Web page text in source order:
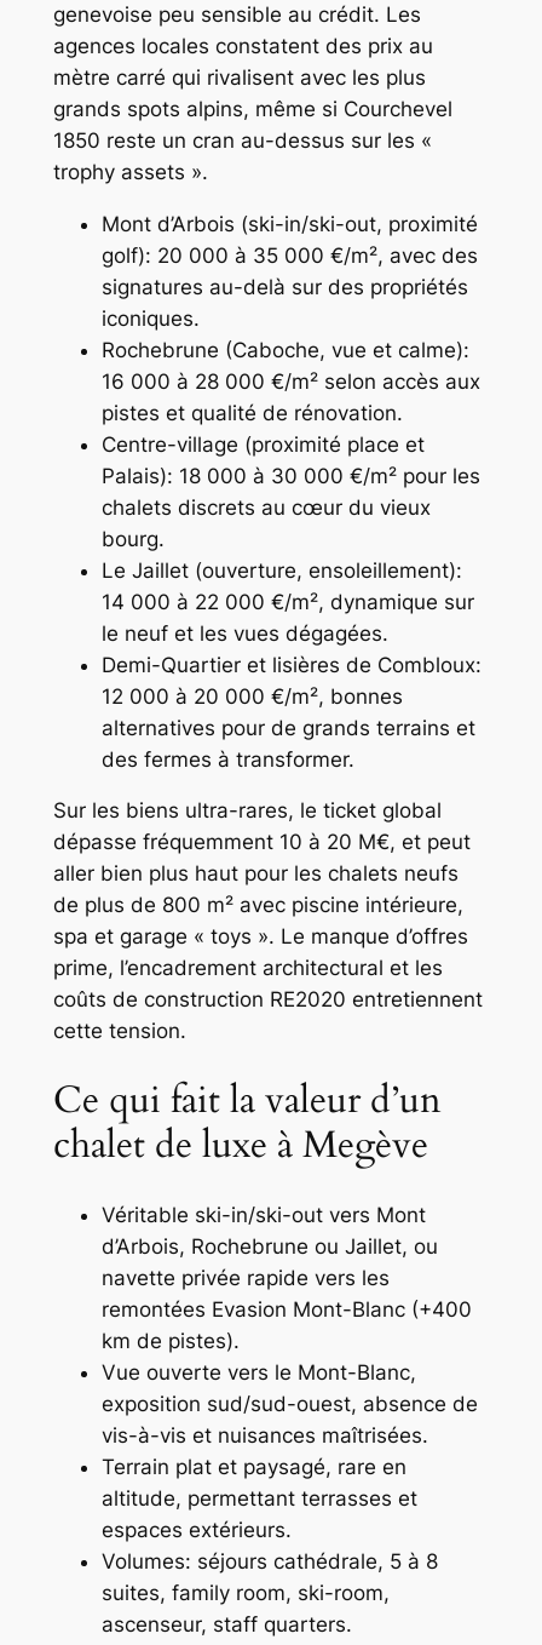
genevoise peu sensible au crédit. Les
agences locales constatent des prix au
mètre carré qui rivalisent avec les plus
grands spots alpins, même si Courchevel
1850 reste un cran au-dessus sur les «
trophy assets ».
Mont d’Arbois (ski-in/ski-out, proximité
golf): 20 000 à 35 000 €/m², avec des
signatures au-delà sur des propriétés
iconiques.
Rochebrune (Caboche, vue et calme):
16 000 à 28 000 €/m² selon accès aux
pistes et qualité de rénovation.
Centre-village (proximité place et
Palais): 18 000 à 30 000 €/m² pour les
chalets discrets au cœur du vieux
bourg.
Le Jaillet (ouverture, ensoleillement):
14 000 à 22 000 €/m², dynamique sur
le neuf et les vues dégagées.
Demi-Quartier et lisières de Combloux:
12 000 à 20 000 €/m², bonnes
alternatives pour de grands terrains et
des fermes à transformer.
Sur les biens ultra-rares, le ticket global
dépasse fréquemment 10 à 20 M€, et peut
aller bien plus haut pour les chalets neufs
de plus de 800 m² avec piscine intérieure,
spa et garage « toys ». Le manque d’offres
prime, l’encadrement architectural et les
coûts de construction RE2020 entretiennent
cette tension.
Ce qui fait la valeur d’un
chalet de luxe à Megève
Véritable ski-in/ski-out vers Mont
d’Arbois, Rochebrune ou Jaillet, ou
navette privée rapide vers les
remontées Evasion Mont-Blanc (+400
km de pistes).
Vue ouverte vers le Mont-Blanc,
exposition sud/sud-ouest, absence de
vis-à-vis et nuisances maîtrisées.
Terrain plat et paysagé, rare en
altitude, permettant terrasses et
espaces extérieurs.
Volumes: séjours cathédrale, 5 à 8
suites, family room, ski-room,
ascenseur, staff quarters.